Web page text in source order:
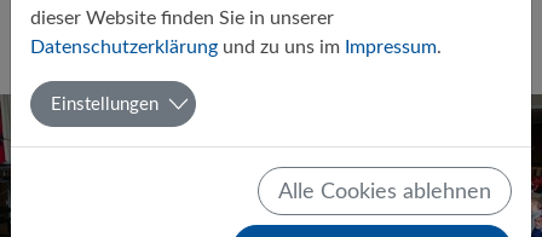
Vogelwaid 2026 zu Besuch
03.03.2026
dieser Website finden Sie in unserer
Datenschutzerklärung und zu uns im Impressum.
Einstellungen
Alle Cookies ablehnen